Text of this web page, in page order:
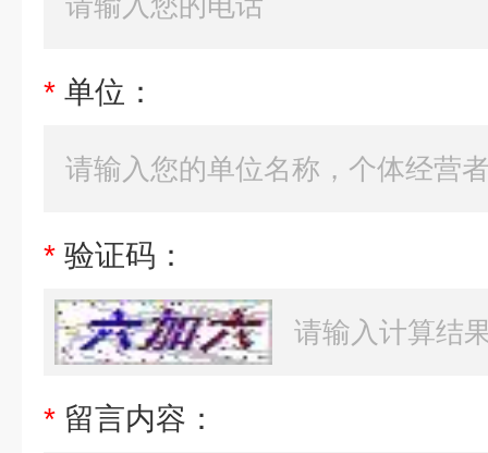
* 单位：
* 验证码：
* 留言内容：